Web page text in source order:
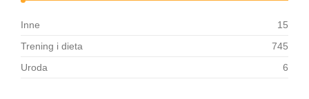
Inne
15
Trening i dieta
745
Uroda
6